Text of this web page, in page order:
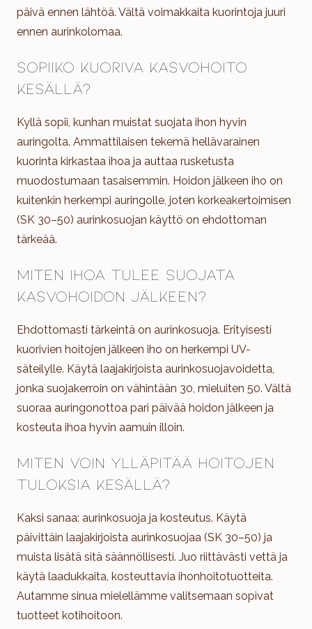
päivä ennen lähtöä. Vältä voimakkaita kuorintoja juuri
ennen aurinkolomaa.
Sopiiko kuoriva kasvohoito
kesällä?
Kyllä sopii, kunhan muistat suojata ihon hyvin
auringolta. Ammattilaisen tekemä hellävarainen
kuorinta kirkastaa ihoa ja auttaa rusketusta
muodostumaan tasaisemmin. Hoidon jälkeen iho on
kuitenkin herkempi auringolle, joten korkeakertoimisen
(SK 30–50) aurinkosuojan käyttö on ehdottoman
tärkeää.
Miten ihoa tulee suojata
kasvohoidon jälkeen?
Ehdottomasti tärkeintä on aurinkosuoja. Erityisesti
kuorivien hoitojen jälkeen iho on herkempi UV-
säteilylle. Käytä laajakirjoista aurinkosuojavoidetta,
jonka suojakerroin on vähintään 30, mieluiten 50. Vältä
suoraa auringonottoa pari päivää hoidon jälkeen ja
kosteuta ihoa hyvin aamuin illoin.
Miten voin ylläpitää hoitojen
tuloksia kesällä?
Kaksi sanaa: aurinkosuoja ja kosteutus. Käytä
päivittäin laajakirjoista aurinkosuojaa (SK 30–50) ja
muista lisätä sitä säännöllisesti. Juo riittävästi vettä ja
käytä laadukkaita, kosteuttavia ihonhoitotuotteita.
Autamme sinua mielellämme valitsemaan sopivat
tuotteet kotihoitoon.